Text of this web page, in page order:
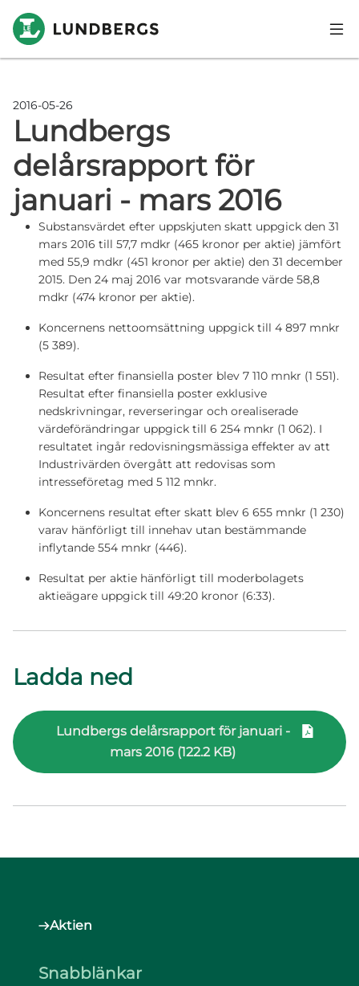
Hoppa till huvudinnehåll
2016-05-26
Lundbergs
delårsrapport för
januari - mars 2016
Substansvärdet efter uppskjuten skatt uppgick den 31
mars 2016 till 57,7 mdkr (465 kronor per aktie) jämfört
med 55,9 mdkr (451 kronor per aktie) den 31 december
2015. Den 24 maj 2016 var motsvarande värde 58,8
mdkr (474 kronor per aktie).
Koncernens nettoomsättning uppgick till 4 897 mnkr
(5 389).
Resultat efter finansiella poster blev 7 110 mnkr (1 551).
Resultat efter finansiella poster exklusive
nedskrivningar, reverseringar och orealiserade
värdeförändringar uppgick till 6 254 mnkr (1 062). I
resultatet ingår redovisningsmässiga effekter av att
Industrivärden övergått att redovisas som
intresseföretag med 5 112 mnkr.
Koncernens resultat efter skatt blev 6 655 mnkr (1 230)
varav hänförligt till innehav utan bestämmande
inflytande 554 mnkr (446).
Resultat per aktie hänförligt till moderbolagets
aktieägare uppgick till 49:20 kronor (6:33).
Ladda ned
Lundbergs delårsrapport för januari -
mars 2016 (122.2 KB)
Aktien
Snabblänkar